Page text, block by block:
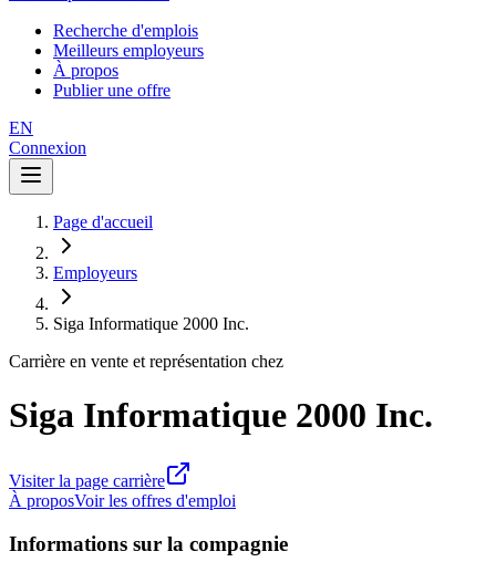
Recherche d'emplois
Meilleurs employeurs
À propos
Publier une offre
EN
Connexion
Page d'accueil
Employeurs
Siga Informatique 2000 Inc.
Carrière en vente et représentation chez
Siga Informatique 2000 Inc.
Visiter la page carrière
À proposVoir les offres d'emploi
Informations sur la compagnie